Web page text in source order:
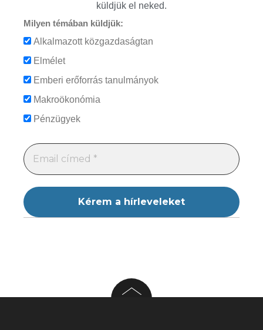
küldjük el neked.
Milyen témában küldjük:
Alkalmazott közgazdaságtan
Elmélet
Emberi erőforrás tanulmányok
Makroökonómia
Pénzügyek